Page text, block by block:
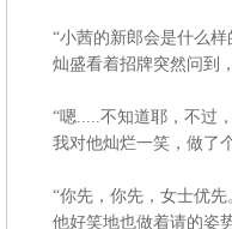
“小茜的新郎会是什么样
灿盛看着招牌突然问到，
“嗯.....不知道耶，不过，
我对他灿烂一笑，做了个
“你先，你先，女士优先
他好笑地也做着请的姿